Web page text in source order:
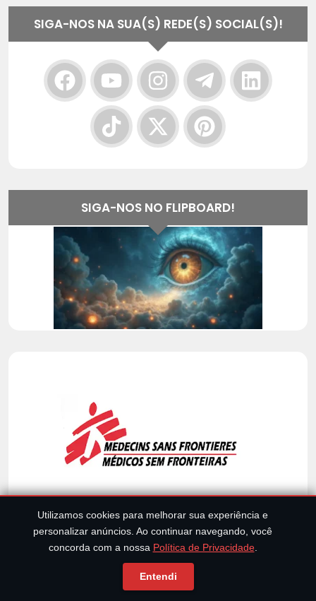
SIGA-NOS NA SUA(S) REDE(S) SOCIAL(S)!
SIGA-NOS NO FLIPBOARD!
CLIQUE E DOE PARA MÉDICOS SEM
Utilizamos cookies para melhorar sua experiência e
personalizar anúncios. Ao continuar navegando, você
concorda com a nossa Política de Privacidade.
Entendi